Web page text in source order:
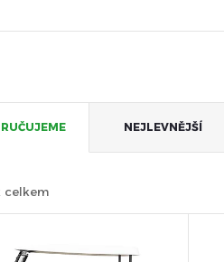
NEJLEVNĚJŠÍ
celkem